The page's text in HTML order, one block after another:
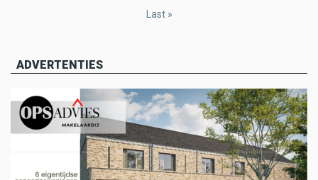
Last
Last »
ADVERTENTIES